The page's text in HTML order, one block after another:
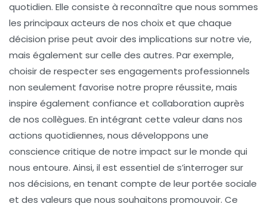
quotidien. Elle consiste à reconnaître que nous sommes
les principaux acteurs de nos choix et que chaque
décision prise peut avoir des implications sur notre vie,
mais également sur celle des autres. Par exemple,
choisir de respecter ses engagements professionnels
non seulement favorise notre propre réussite, mais
inspire également confiance et collaboration auprès
de nos collègues. En intégrant cette valeur dans nos
actions quotidiennes, nous développons une
conscience critique de notre impact sur le monde qui
nous entoure. Ainsi, il est essentiel de s’interroger sur
nos décisions, en tenant compte de leur portée sociale
et des valeurs que nous souhaitons promouvoir. Ce